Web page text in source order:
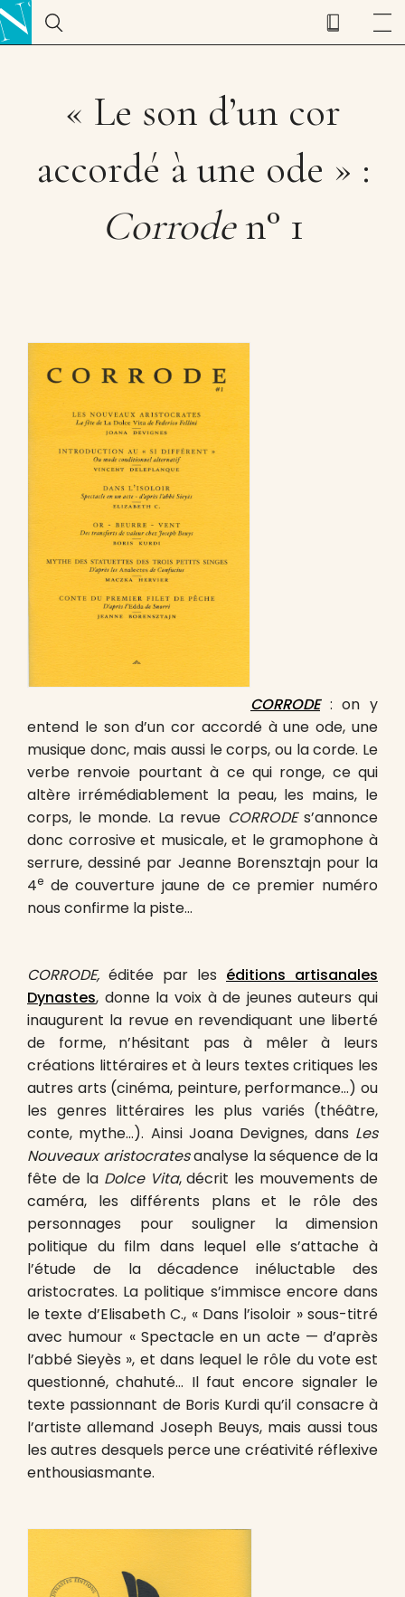
« Le son d’un cor
accordé à une ode » :
Corroden° 1
CORRODE : on y
entend le son d’un cor accordé à une ode, une
musique donc, mais aussi le corps, ou la corde. Le
verbe renvoie pourtant à ce qui ronge, ce qui
altère irrémédiablement la peau, les mains, le
corps, le monde. La revue CORRODE s’annonce
donc corrosive et musicale, et le gramophone à
serrure, dessiné par Jeanne Borensztajn pour la
4e de couverture jaune de ce premier numéro
nous confirme la piste…
CORRODE, éditée par les éditions artisanales
Dynastes, donne la voix à de jeunes auteurs qui
inaugurent la revue en revendiquant une liberté
de forme, n’hésitant pas à mêler à leurs
créations littéraires et à leurs textes critiques les
autres arts (cinéma, peinture, performance…) ou
les genres littéraires les plus variés (théâtre,
conte, mythe…). Ainsi Joana Devignes, dans Les
Nouveaux aristocratesanalyse la séquence de la
fête de la Dolce Vita, décrit les mouvements de
caméra, les différents plans et le rôle des
personnages pour souligner la dimension
politique du film dans lequel elle s’attache à
l’étude de la décadence inéluctable des
aristocrates. La politique s’immisce encore dans
le texte d’Elisabeth C., « Dans l’isoloir » sous-titré
avec humour « Spectacle en un acte — d’après
l’abbé Sieyès », et dans lequel le rôle du vote est
questionné, chahuté… Il faut encore signaler le
texte passionnant de Boris Kurdi qu’il consacre à
l’artiste allemand Joseph Beuys, mais aussi tous
les autres desquels perce une créativité réflexive
enthousiasmante.